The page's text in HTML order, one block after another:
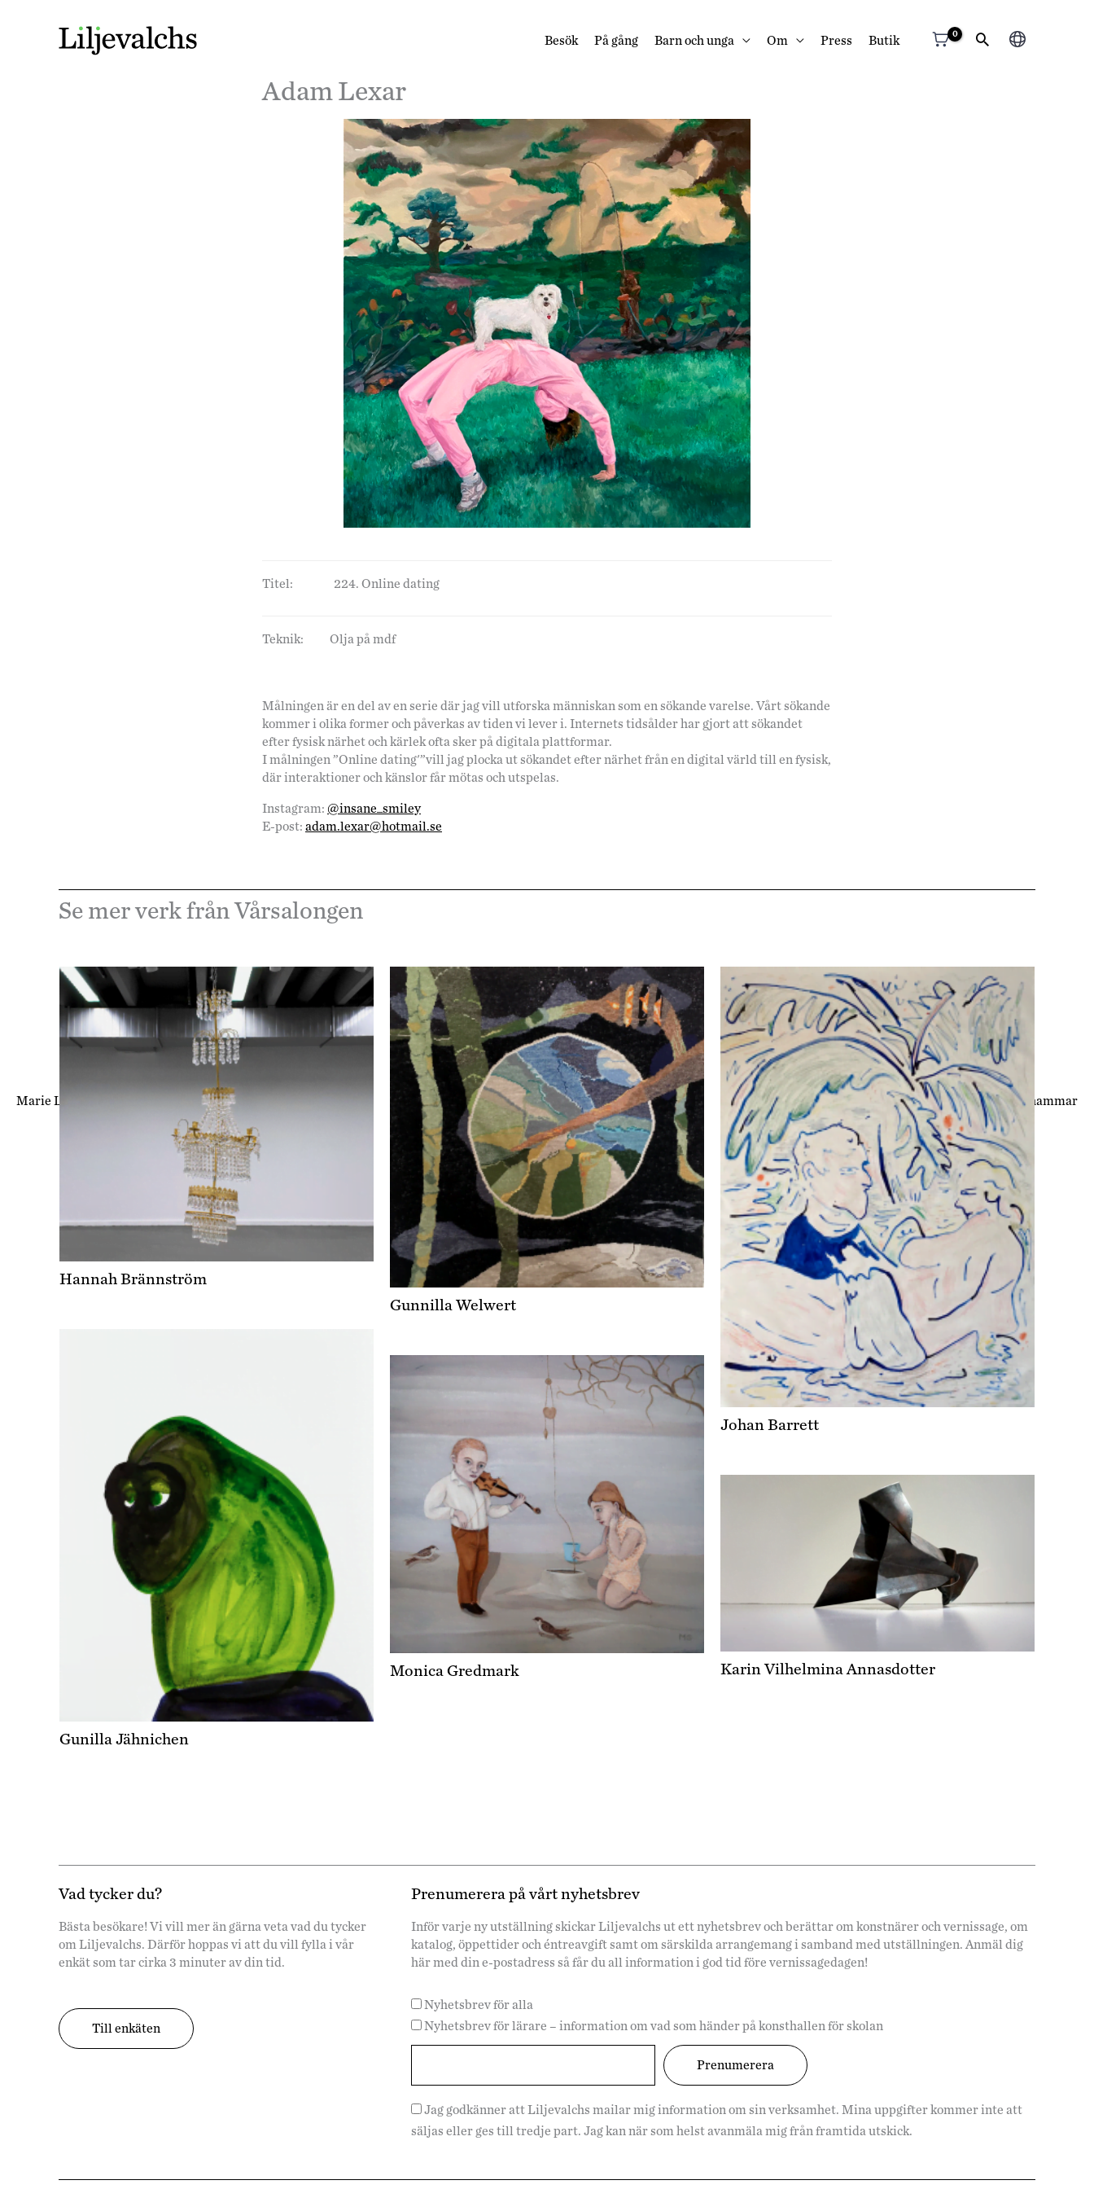
Besök På gång Barn och unga Om Press Butik
Välj
Adam Lexar
Titel: 224. Online dating
Teknik: Olja på mdf
Målningen är en del av en serie där jag vill utforska människan som en sökande varelse. Vårt sökande
kommer i olika former och påverkas av tiden vi lever i. Internets tidsålder har gjort att sökandet
efter fysisk närhet och kärlek ofta sker på digitala plattformar.
I målningen ”Online dating'”vill jag plocka ut sökandet efter närhet från en digital värld till en fysisk,
där interaktioner och känslor får mötas och utspelas.
Instagram: @insane_smiley
E-post: adam.lexar@hotmail.se
Philip Lernhammar
Marie Liljegren Kreuger
Se mer verk från Vårsalongen
Hannah Brännström
Gunnilla Welwert
Johan Barrett
Gunilla Jähnichen
Monica Gredmark Karin Vilhelmina Annasdotter
Vad tycker du?
Bästa besökare! Vi vill mer än gärna veta vad du tycker
om Liljevalchs. Därför hoppas vi att du vill fylla i vår
enkät som tar cirka 3 minuter av din tid.
Till enkäten
Prenumerera på vårt nyhetsbrev
Inför varje ny utställning skickar Liljevalchs ut ett nyhetsbrev och berättar om konstnärer och vernissage, om
katalog, öppettider och éntreavgift samt om särskilda arrangemang i samband med utställningen. Anmäl dig
här med din e-postadress så får du all information i god tid före vernissagedagen!
Nyhetsbrev för alla
Nyhetsbrev för lärare – information om vad som händer på konsthallen för skolan
Jag godkänner att Liljevalchs mailar mig information om sin verksamhet. Mina uppgifter kommer inte att
säljas eller ges till tredje part. Jag kan när som helst avanmäla mig från framtida utskick.